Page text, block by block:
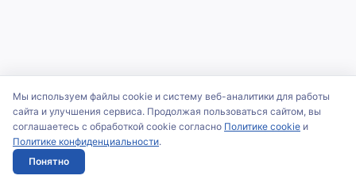
Мы используем файлы cookie и систему веб-аналитики для работы
сайта и улучшения сервиса. Продолжая пользоваться сайтом, вы
соглашаетесь с обработкой cookie согласно Политике cookie и
Политике конфиденциальности.
Понятно